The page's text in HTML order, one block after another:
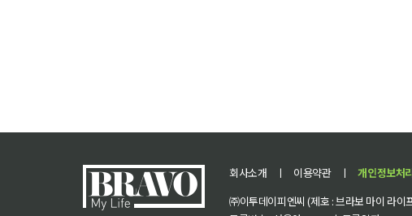
회사소개 ㅣ 이용약관 ㅣ 개인정보처
㈜이투데이피엔씨 (제호 : 브라보 마이 라